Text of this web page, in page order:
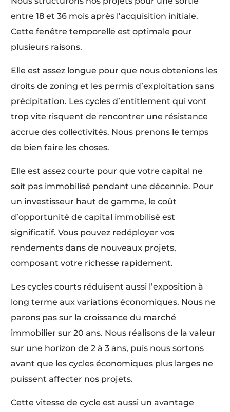
entre 18 et 36 mois après l’acquisition initiale.
Cette fenêtre temporelle est optimale pour
plusieurs raisons.
Elle est assez longue pour que nous obtenions les
droits de zoning et les permis d’exploitation sans
précipitation. Les cycles d’entitlement qui vont
trop vite risquent de rencontrer une résistance
accrue des collectivités. Nous prenons le temps
de bien faire les choses.
Elle est assez courte pour que votre capital ne
soit pas immobilisé pendant une décennie. Pour
un investisseur haut de gamme, le coût
d’opportunité de capital immobilisé est
significatif. Vous pouvez redéployer vos
rendements dans de nouveaux projets,
composant votre richesse rapidement.
Les cycles courts réduisent aussi l’exposition à
long terme aux variations économiques. Nous ne
parons pas sur la croissance du marché
immobilier sur 20 ans. Nous réalisons de la valeur
sur une horizon de 2 à 3 ans, puis nous sortons
avant que les cycles économiques plus larges ne
puissent affecter nos projets.
Cette vitesse de cycle est aussi un avantage